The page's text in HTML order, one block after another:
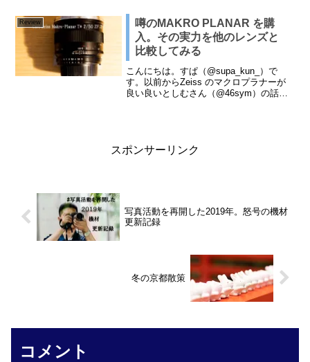
35-105mm F/2....
Review
噂のMAKRO PLANAR を購
入。その実力を他のレンズと
比較してみる
こんにちは。すぱ（@supa_kun_）で
す。以前からZeiss のマクロプラナーが
良い良いとしむさん（@46sym）の話し
スポンサーリンク
写真活動を再開した2019年。怒号の機材
更新記録
冬の京都散策
コメント